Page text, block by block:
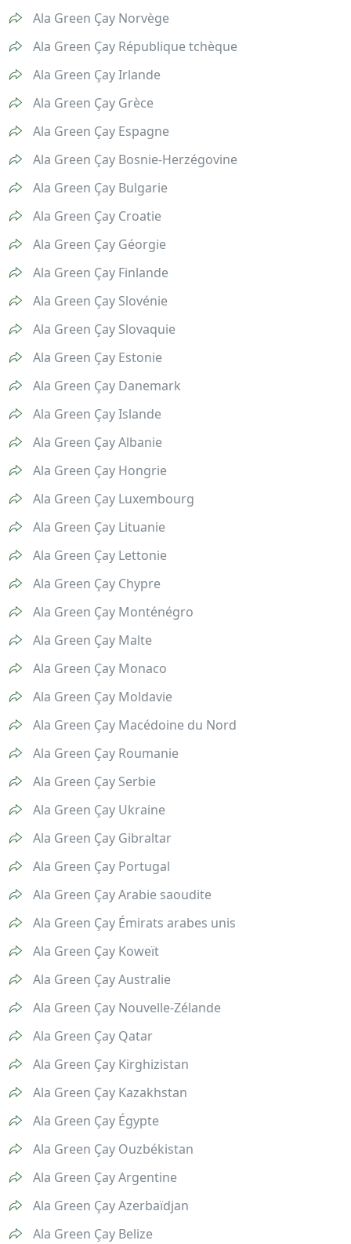
Ala Green Çay Norvège
Ala Green Çay République tchèque
Ala Green Çay Irlande
Ala Green Çay Grèce
Ala Green Çay Espagne
Ala Green Çay Bosnie-Herzégovine
Ala Green Çay Bulgarie
Ala Green Çay Croatie
Ala Green Çay Géorgie
Ala Green Çay Finlande
Ala Green Çay Slovénie
Ala Green Çay Slovaquie
Ala Green Çay Estonie
Ala Green Çay Danemark
Ala Green Çay Islande
Ala Green Çay Albanie
Ala Green Çay Hongrie
Ala Green Çay Luxembourg
Ala Green Çay Lituanie
Ala Green Çay Lettonie
Ala Green Çay Chypre
Ala Green Çay Monténégro
Ala Green Çay Malte
Ala Green Çay Monaco
Ala Green Çay Moldavie
Ala Green Çay Macédoine du Nord
Ala Green Çay Roumanie
Ala Green Çay Serbie
Ala Green Çay Ukraine
Ala Green Çay Gibraltar
Ala Green Çay Portugal
Ala Green Çay Arabie saoudite
Ala Green Çay Émirats arabes unis
Ala Green Çay Koweït
Ala Green Çay Australie
Ala Green Çay Nouvelle-Zélande
Ala Green Çay Qatar
Ala Green Çay Kirghizistan
Ala Green Çay Kazakhstan
Ala Green Çay Égypte
Ala Green Çay Ouzbékistan
Ala Green Çay Argentine
Ala Green Çay Azerbaïdjan
Ala Green Çay Belize